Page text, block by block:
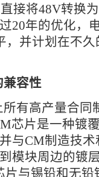
接将48V转换
20年的优化，
，并计划在不
兼容性
有高产量合同
芯片是一种镀
与CM制造技
模块周边的镀
片与锡铅和无铅